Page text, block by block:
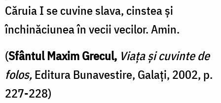
Căruia I se cuvine slava, cinstea şi
închinăciunea în vecii vecilor. Amin.
(Sfântul Maxim Grecul, Viaţa şi cuvinte de
folos,Editura Bunavestire, Galaţi, 2002, p.
227-228)